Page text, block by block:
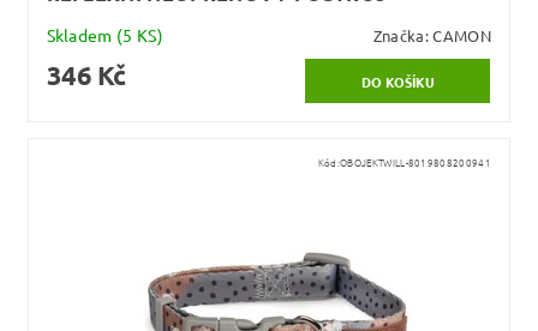
Skladem (5 KS) Značka:CAMON
346 Kč
Kód:OBOJEKTWILL-8019808200941